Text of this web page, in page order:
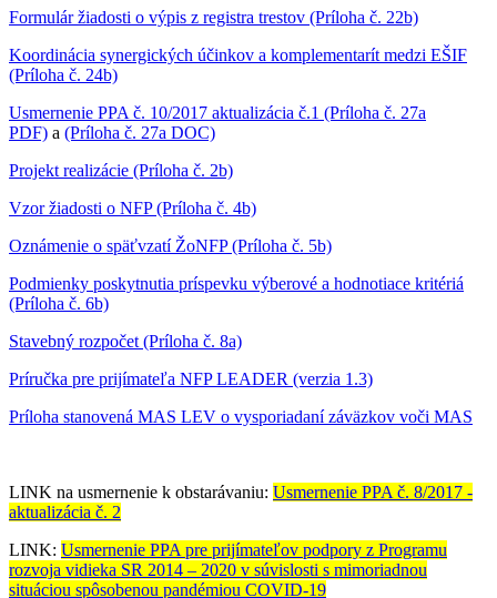
Formulár žiadosti o výpis z registra trestov (Príloha č. 22b)
Koordinácia synergických účinkov a komplementarít medzi EŠIF
(Príloha č. 24b)
Usmernenie PPA č. 10/2017 aktualizácia č.1 (Príloha č. 27a
PDF) a (Príloha č. 27a DOC)
Projekt realizácie (Príloha č. 2b)
Vzor žiadosti o NFP (Príloha č. 4b)
Oznámenie o späťvzatí ŽoNFP (Príloha č. 5b)
Podmienky poskytnutia príspevku výberové a hodnotiace kritériá
(Príloha č. 6b)
Stavebný rozpočet (Príloha č. 8a)
Príručka pre prijímateľa NFP LEADER (verzia 1.3)
Príloha stanovená MAS LEV o vysporiadaní záväzkov voči MAS
LINK na usmernenie k obstarávaniu: Usmernenie PPA č. 8/2017 -
aktualizácia č. 2
LINK: Usmernenie PPA pre prijímateľov podpory z Programu
rozvoja vidieka SR 2014 – 2020 v súvislosti s mimoriadnou
situáciou spôsobenou pandémiou COVID-19